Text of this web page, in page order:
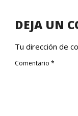
11
DEJA UN
Tu dirección de
Comentario *